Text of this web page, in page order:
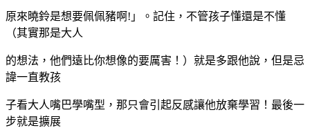
原來曉鈴是想要佩佩豬啊!」。記住，不管孩子懂還是不懂
（其實那是大人
的想法，他們遠比你想像的要厲害！）就是多跟他說，但是忌
諱一直教孩
子看大人嘴巴學嘴型，那只會引起反感讓他放棄學習！最後一
步就是擴展